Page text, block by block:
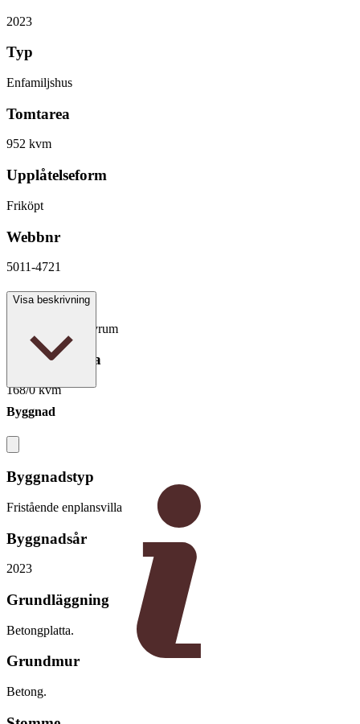
2023
Typ
Enfamiljshus
Tomtarea
952 kvm
Upplåtelseform
Friköpt
Webbnr
5011-4721
Antal rum
4 rum varav 3 sovrum
Boarea/Biarea
168/0 kvm
Visa beskrivning
Byggnad
Byggnadstyp
Fristående enplansvilla
Byggnadsår
2023
Grundläggning
Betongplatta.
Grundmur
Betong.